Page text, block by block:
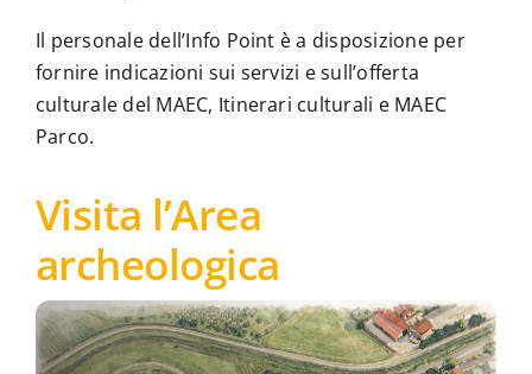
Il personale dell’Info Point è a disposizione per
fornire indicazioni sui servizi e sull’offerta
culturale del MAEC, Itinerari culturali e MAEC
Parco.
Visita l’Area
archeologica